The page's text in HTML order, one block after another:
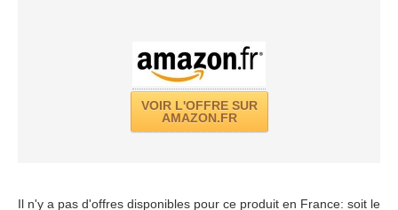
VOIR L'OFFRE SUR
AMAZON.FR
Il n'y a pas d'offres disponibles pour ce produit en France: soit le